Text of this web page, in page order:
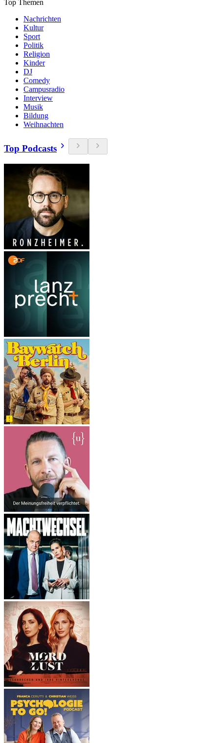
Top Themen
Nachrichten
Kultur
Sport
Politik
Religion
Kinder
DJ
Comedy
Campusradio
Interview
Musik
Bildung
Weihnachten
Top Podcasts